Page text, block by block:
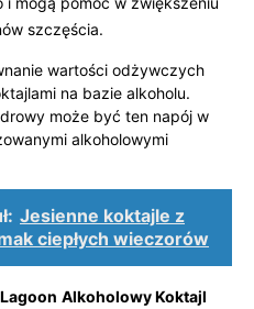
szczęścia.
wartości odżywczych
na bazie alkoholu.
może być ten napój w
alkoholowymi
Jesienne koktajle z
ciepłych wieczorów
Alkoholowy Koktajl